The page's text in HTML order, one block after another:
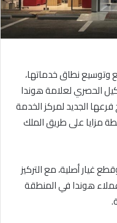
وتوسيع نطاق خدماتها،
الحصري لعلامة هوندا
الجديد لمركز الخدمة
مزايا على طريق الملك
غيار أصلية، مع التركيز
هوندا في المنطقة